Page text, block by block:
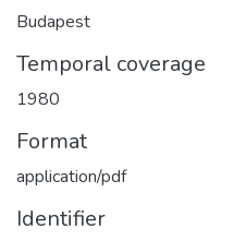
Budapest
Temporal coverage
1980
Format
application/pdf
Identifier